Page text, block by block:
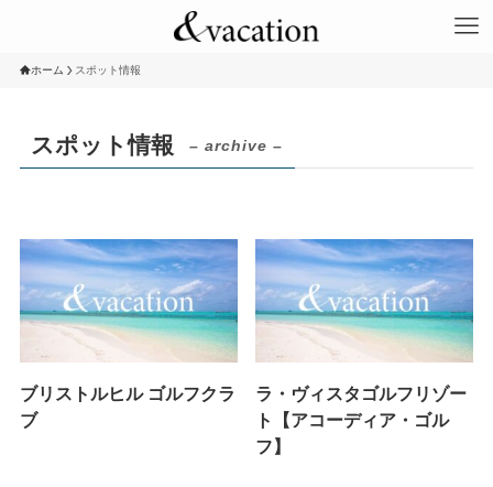
ホーム スポット情報
スポット情報 – archive –
ブリストルヒル ゴルフクラ
ブ
ラ・ヴィスタゴルフリゾー
ト【アコーディア・ゴル
フ】